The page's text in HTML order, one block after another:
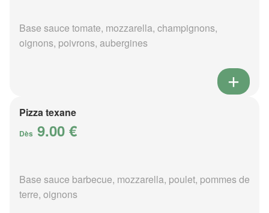
Base sauce tomate, mozzarella, champignons,
oignons, poivrons, aubergines
Pizza texane
Dès 9.00 €
Base sauce barbecue, mozzarella, poulet, pommes de
terre, oignons